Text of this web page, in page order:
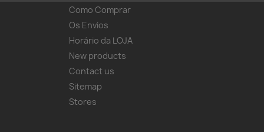
Como Comprar
Os Envios
Horário da LOJA
New products
Contact us
Sitemap
Stores